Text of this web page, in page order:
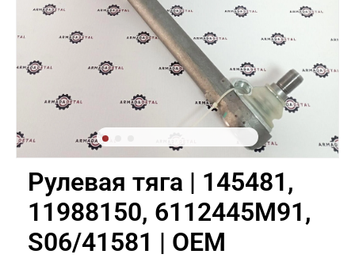
Рулевая тяга | 145481,
11988150, 6112445M91,
S06/41581 | OEM